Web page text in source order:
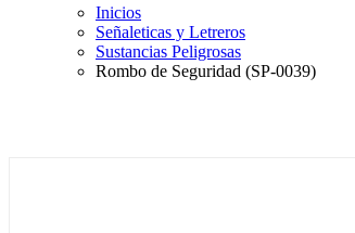
Inicios
Señaleticas y Letreros
Sustancias Peligrosas
Rombo de Seguridad (SP-0039)